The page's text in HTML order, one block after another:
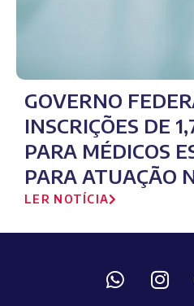
GOVERNO
INSCRIÇÕES DE
PARA MÉDICOS
PARA ATUAÇÃO
LER NOTÍCIA